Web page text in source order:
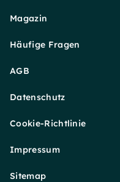
Magazin
Häufige Fragen
AGB
Datenschutz
Cookie-Richtlinie
Impressum
Sitemap